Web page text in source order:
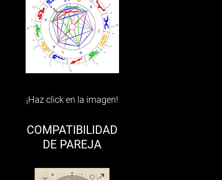
¡Haz click en la imagen!
COMPATIBILIDAD
DE PAREJA